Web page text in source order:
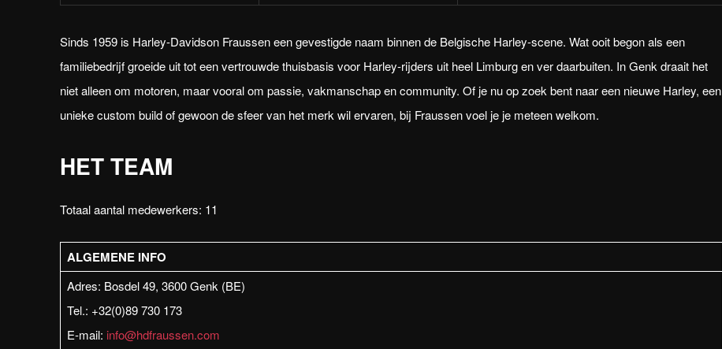
Sinds 1959 is Harley-Davidson Fraussen een gevestigde naam binnen de Belgische Harley-scene. Wat ooit begon als een
familiebedrijf groeide uit tot een vertrouwde thuisbasis voor Harley-rijders uit heel Limburg en ver daarbuiten. In Genk draait het
niet alleen om motoren, maar vooral om passie, vakmanschap en community. Of je nu op zoek bent naar een nieuwe Harley, een
unieke custom build of gewoon de sfeer van het merk wil ervaren, bij Fraussen voel je je meteen welkom.
HET TEAM
Totaal aantal medewerkers: 11
ALGEMENE INFO
Adres: Bosdel 49, 3600 Genk (BE)
Tel.: +32(0)89 730 173
E-mail: info@hdfraussen.com